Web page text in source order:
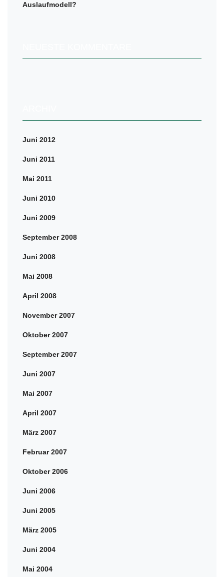
Auslaufmodell?
Juni 2012
Juni 2011
Mai 2011
Juni 2010
Juni 2009
September 2008
Juni 2008
Mai 2008
April 2008
November 2007
Oktober 2007
September 2007
Juni 2007
Mai 2007
April 2007
März 2007
Februar 2007
Oktober 2006
Juni 2006
Juni 2005
März 2005
Juni 2004
Mai 2004